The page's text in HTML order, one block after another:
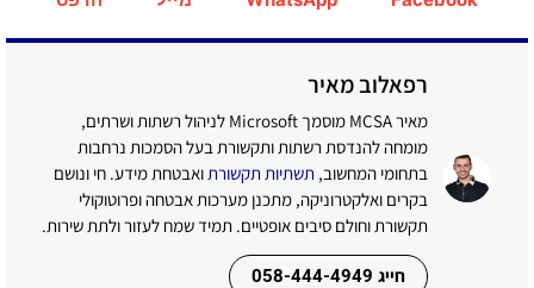
רפאלוב מאיר
מאיר MCSA מוסמך Microsoft לניהול רשתות ושרתים,
מומחה להנדסת רשתות ותקשורת בעל הסמכות נרחבות
בתחומי המחשוב, תשתיות תקשורתואבטחת מידע. חי ונושם
בקרים ואלקטרוניקה, מתכנן מערכות אבטחה ופרוטוקולי
תקשורת וחולם סיבים אופטיים. תמיד שמח לעזור ולתת שירות.
חייג 058-444-4949